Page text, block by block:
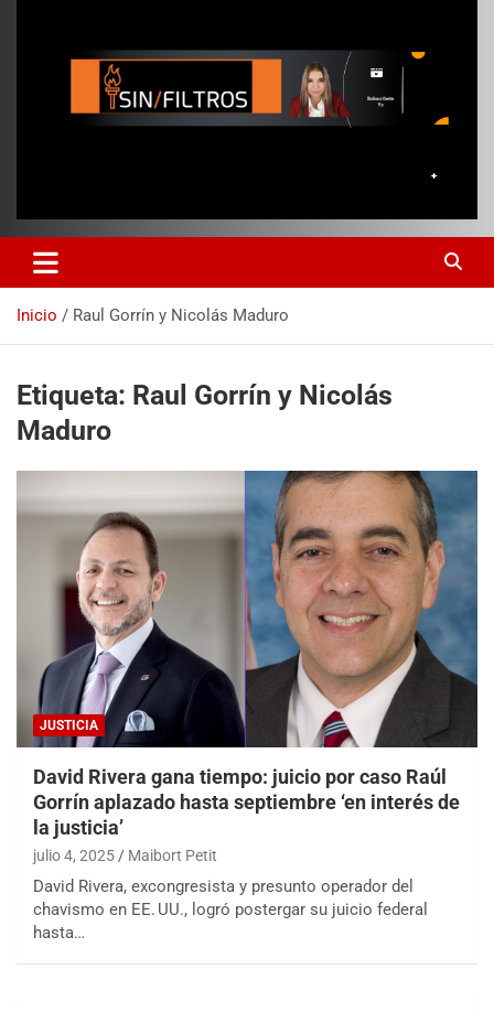
Inicio Raul Gorrín y Nicolás Maduro
Etiqueta: Raul Gorrín y Nicolás
Maduro
JUSTICIA
David Rivera gana tiempo: juicio por caso Raúl
Gorrín aplazado hasta septiembre ‘en interés de
la justicia’
julio 4, 2025 Maibort Petit
David Rivera, excongresista y presunto operador del
chavismo en EE. UU., logró postergar su juicio federal
hasta…